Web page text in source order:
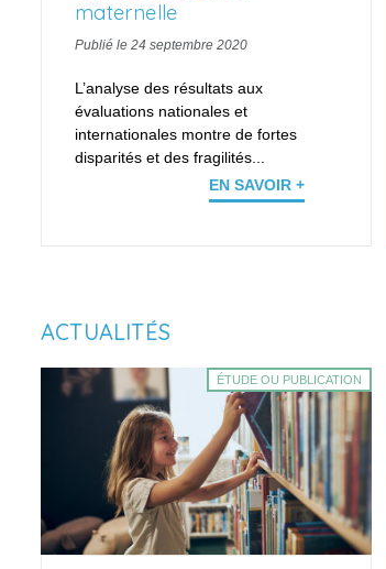
maternelle
Publié le 24 septembre 2020
L’analyse des résultats aux
évaluations nationales et
internationales montre de fortes
disparités et des fragilités...
EN SAVOIR +
ACTUALITÉS
ÉTUDE OU PUBLICATION